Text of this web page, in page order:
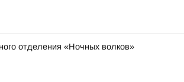
отделения «Ночных волков»